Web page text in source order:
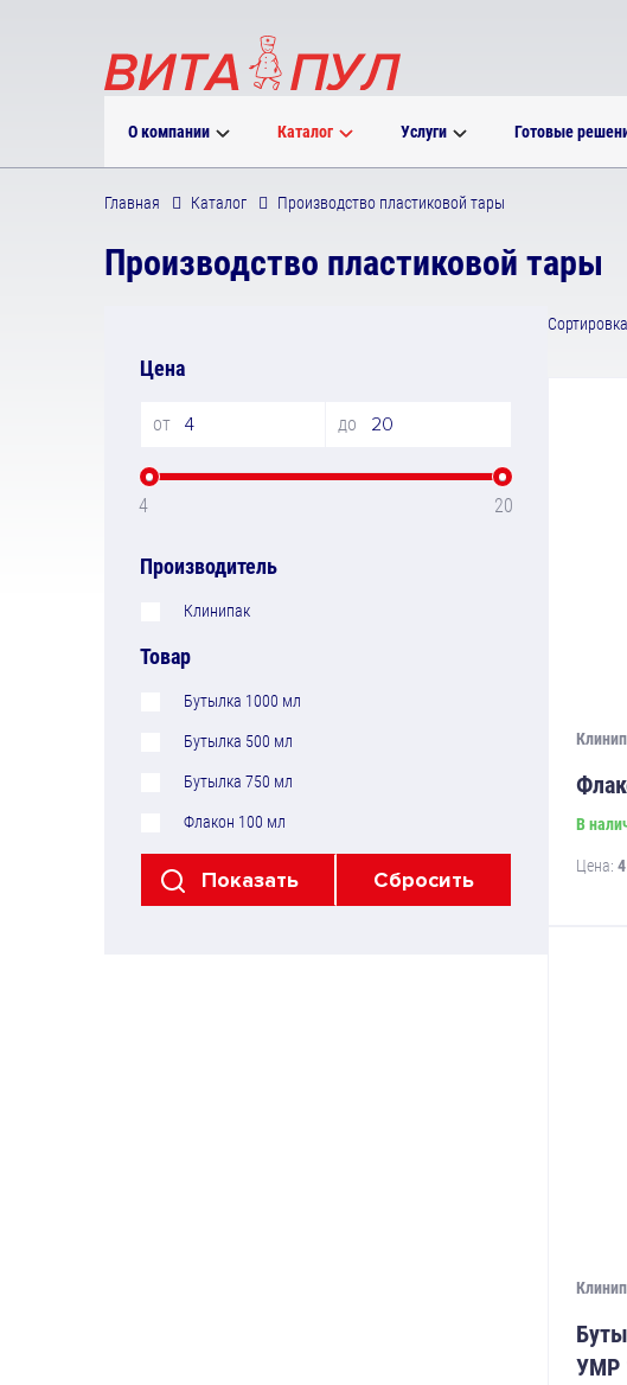
О компании Каталог Услуги Готовые
Главная Каталог Производство пластиковой тары
Производство пластиковой тары
Цена
от до
4 20
Производитель
Клинипак
Товар
Бутылка 1000 мл
Бутылка 500 мл
Бутылка 750 мл
Флакон 100 мл В
Цена:
УМР